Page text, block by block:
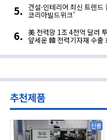
건설·인테리어 최신 트렌
코리아빌드위크’
美 전력망 1조 4천억 달러
앞세운 韓 전력기자재 수출
추천제품
신품